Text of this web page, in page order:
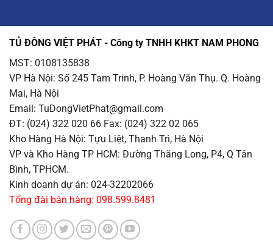
TỦ ĐÔNG VIỆT PHÁT - Công ty TNHH KHKT NAM PHONG
MST: 0108135838
VP Hà Nội: Số 245 Tam Trinh, P. Hoàng Văn Thụ. Q. Hoàng
Mai, Hà Nội
Email: TuDongVietPhat@gmail.com
ĐT: (024) 322 020 66 Fax: (024) 322 02 065
Kho Hàng Hà Nội: Tựu Liệt, Thanh Trì, Hà Nội
VP và Kho Hàng TP HCM: Đường Thăng Long, P4, Q Tân
Bình, TPHCM.
Kinh doanh dự án: 024-32202066
Tổng đài bán hàng: 098.599.8481